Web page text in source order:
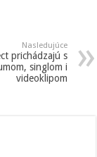
Nasledujúce
prichádzajú s
singlom i
videoklipom